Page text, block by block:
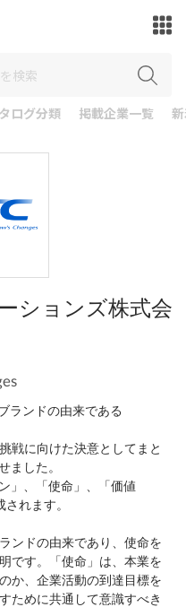
ログ分類 掲載企業一覧
ションズ株式会
ランドの由来である
戦に向けた決意としてまと
ました。
」、「使命」、「価値
れます。
ンドの由来であり、使命を
です。「使命」は、本業を
か、企業活動の到達目標を
ために共通して意識すべき